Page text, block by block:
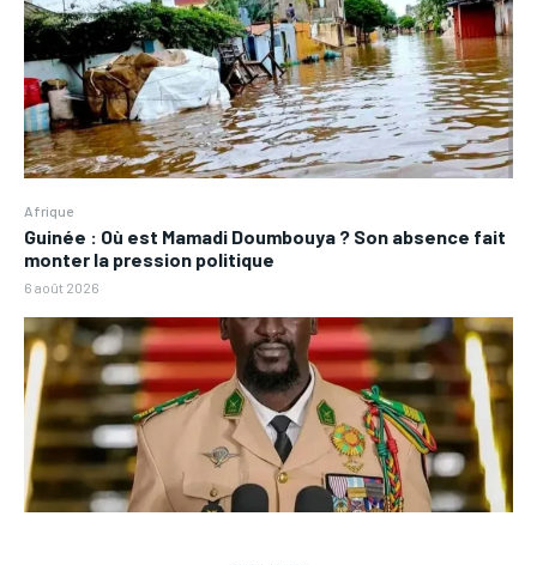
Afrique
Guinée : Où est Mamadi Doumbouya ? Son absence fait
monter la pression politique
6 août 2026